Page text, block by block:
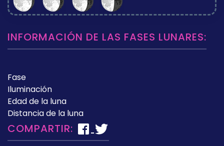
INFORMACIÓN DE LAS FASES LUNARES:
Fase
Iluminación
Edad de la luna
Distancia de la luna
COMPARTIR: